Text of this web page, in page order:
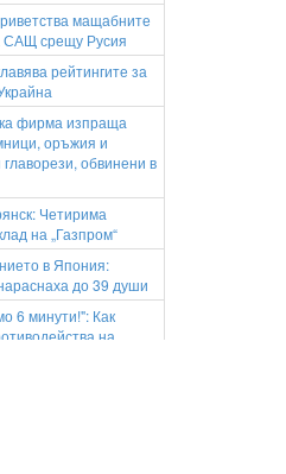
мащабните
САЩ срещу Русия
рейтингите за
фирма изпраща
оръжия и
обвинени в
Четирима
на „Газпром“
в Япония:
до 39 души
6 минути!": Как
на